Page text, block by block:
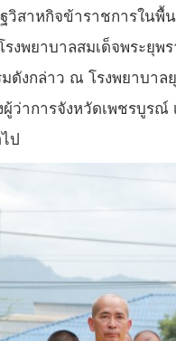
สาหกิจข้าราชการในพื้
งพยาบาลสมเด็จพระยุ
มดังกล่าว ณ โรงพยาบา
ว่าการจังหวัดเพชรบูร
ป